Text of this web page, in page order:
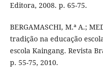
Editora, 2008. p. 65-75.
BERGAMASCHI, M.ª A.;
tradição na educação
escola Kaingang. Revista
p. 55-75, 2010.